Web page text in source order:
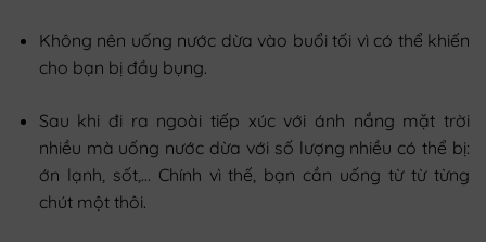
Không nên uống nước dừa vào buổi tối vì có thể khiến
cho bạn bị đầy bụng.
Sau khi đi ra ngoài tiếp xúc với ánh nắng mặt trời
nhiều mà uống nước dừa với số lượng nhiều có thể bị:
ớn lạnh, sốt,… Chính vì thế, bạn cần uống từ từ từng
chút một thôi.